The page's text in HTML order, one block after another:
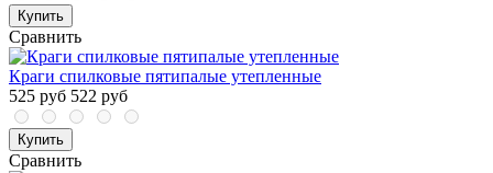
Купить
Сравнить
Краги спилковые пятипалые утепленные
525 руб 522 руб
Купить
Сравнить